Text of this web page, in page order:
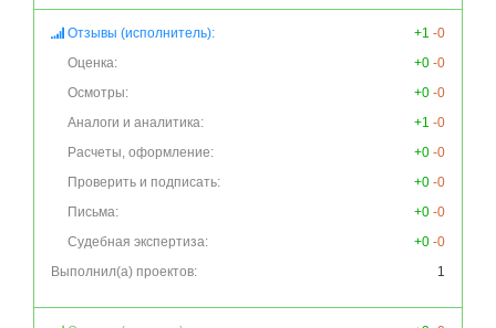
Отзывы (исполнитель): +1 -0
Оценка:
+0 -0
Осмотры:
+0 -0
Аналоги и аналитика:
+1 -0
Расчеты, оформление:
+0 -0
Проверить и подписать:
+0 -0
Письма:
+0 -0
Судебная экспертиза:
+0 -0
Выполнил(а) проектов:
1